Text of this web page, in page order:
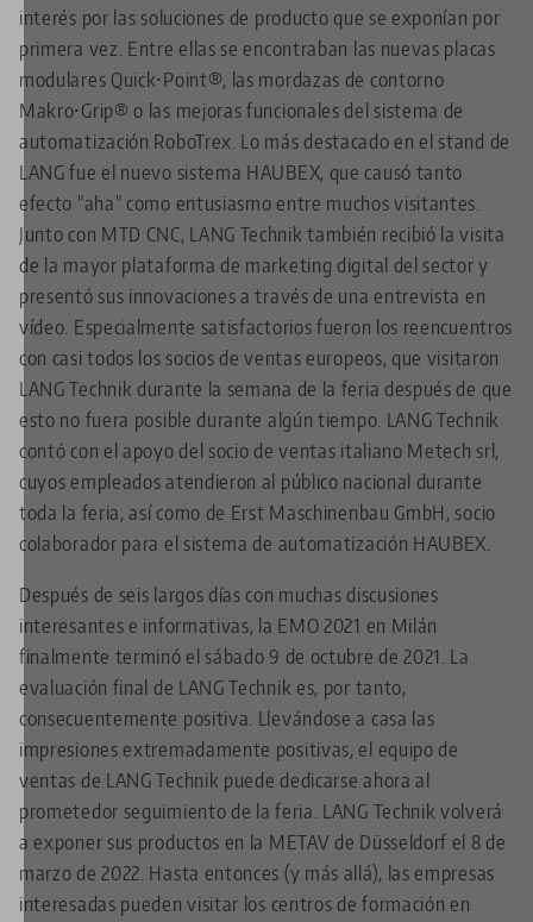
interés por las soluciones de producto que se exponían por
primera vez. Entre ellas se encontraban las nuevas placas
modulares Quick•Point®, las mordazas de contorno
Makro•Grip® o las mejoras funcionales del sistema de
automatización RoboTrex. Lo más destacado en el stand de
LANG fue el nuevo sistema HAUBEX, que causó tanto
efecto "aha" como entusiasmo entre muchos visitantes.
Junto con MTD CNC, LANG Technik también recibió la visita
de la mayor plataforma de marketing digital del sector y
presentó sus innovaciones a través de una entrevista en
vídeo. Especialmente satisfactorios fueron los reencuentros
con casi todos los socios de ventas europeos, que visitaron
LANG Technik durante la semana de la feria después de que
esto no fuera posible durante algún tiempo. LANG Technik
contó con el apoyo del socio de ventas italiano Metech srl,
cuyos empleados atendieron al público nacional durante
toda la feria, así como de Erst Maschinenbau GmbH, socio
colaborador para el sistema de automatización HAUBEX.
Después de seis largos días con muchas discusiones
interesantes e informativas, la EMO 2021 en Milán
finalmente terminó el sábado 9 de octubre de 2021. La
evaluación final de LANG Technik es, por tanto,
consecuentemente positiva. Llevándose a casa las
impresiones extremadamente positivas, el equipo de
ventas de LANG Technik puede dedicarse ahora al
prometedor seguimiento de la feria. LANG Technik volverá
a exponer sus productos en la METAV de Düsseldorf el 8 de
marzo de 2022. Hasta entonces (y más allá), las empresas
interesadas pueden visitar los centros de formación en